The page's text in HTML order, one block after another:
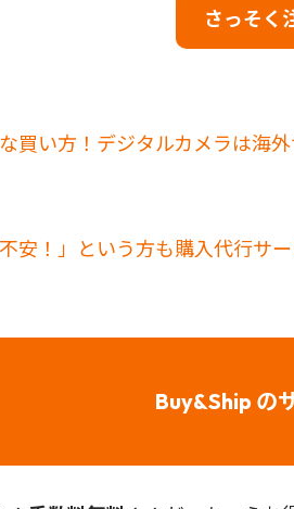
さっそく
買い方！デジタルカメラは海
安！」という方も購入代行サ
Buy&Ship の